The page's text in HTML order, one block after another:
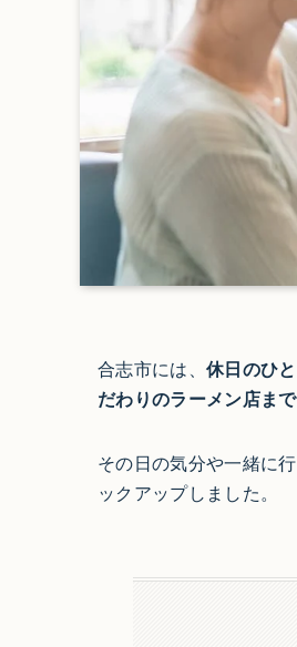
合志市には、 休日のひ
だわりのラーメン店まで
その日の気分や一緒に
ックアップしました。